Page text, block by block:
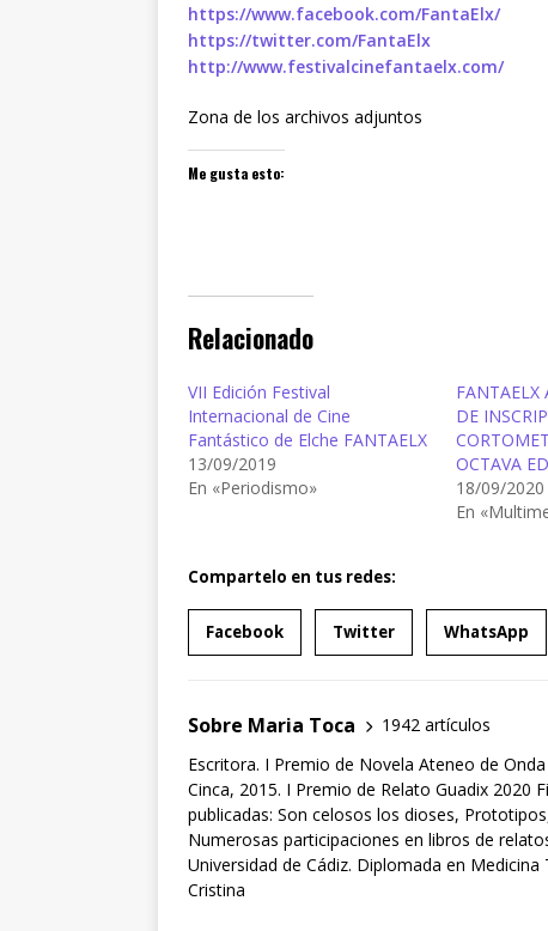
https://www.facebook.com/FantaElx/
https://twitter.com/FantaElx
http://www.festivalcinefantaelx.com/
Zona de los archivos adjuntos
Me gusta esto:
Relacionado
VII Edición Festival
Internacional de Cine
Fantástico de Elche FANTAELX
13/09/2019
En «Periodismo»
FANTAELX
DE
OCTAVA
18/09/2020
En
Compartelo en tus redes:
Facebook Twitter WhatsApp
Sobre Maria Toca
1942 artículos
Escritora. I Premio de Novela Ateneo de
Cinca, 2015. I Premio de Relato Guadix 2020
publicadas: Son celosos los dioses,
Numerosas participaciones en libros de
Universidad de Cádiz. Diplomada en
Cristina